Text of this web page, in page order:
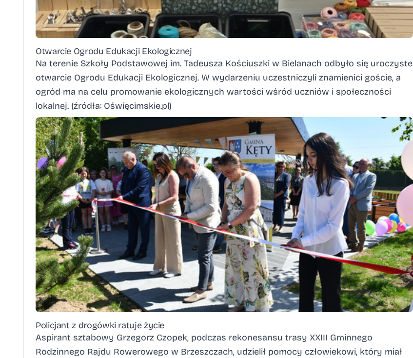
Otwarcie Ogrodu Edukacji Ekologicznej
Na terenie Szkoły Podstawowej im. Tadeusza Kościuszki w Bielanach odbyło się uroczyste
otwarcie Ogrodu Edukacji Ekologicznej. W wydarzeniu uczestniczyli znamienici goście, a
ogród ma na celu promowanie ekologicznych wartości wśród uczniów i społeczności
lokalnej. (źródła: Oświęcimskie.pl)
Policjant z drogówki ratuje życie
Aspirant sztabowy Grzegorz Czopek, podczas rekonesansu trasy XXIII Gminnego
Rodzinnego Rajdu Rowerowego w Brzeszczach, udzielił pomocy człowiekowi, który miał